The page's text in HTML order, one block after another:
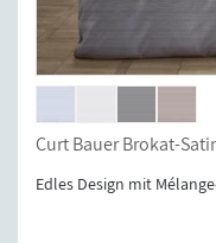
Curt Bauer Brokat-
Edles Design mit